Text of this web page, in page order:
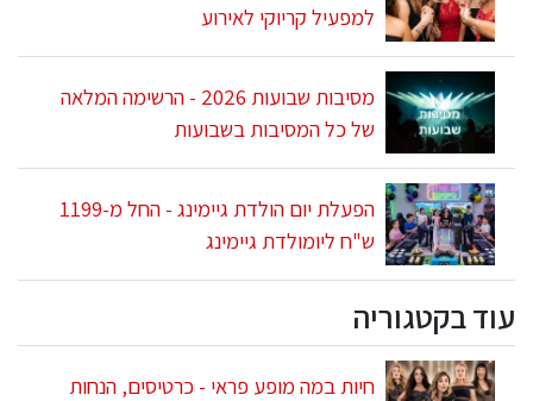
למפעיל קריוקי לאירוע
מסיבות שבועות 2026 - הרשימה המלאה
של כל המסיבות בשבועות
הפעלת יום הולדת גיימינג - החל מ-1199
ש"ח ליומולדת גיימינג
עוד בקטגוריה
חיות במה מופע פראי - כרטיסים, הנחות